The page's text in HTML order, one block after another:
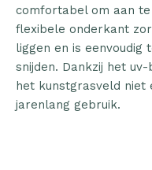
comfortabel om aan
flexibele onderkant
liggen en is
snijden. Dankzij het
het kunstgrasveld niet
jarenlang gebruik.